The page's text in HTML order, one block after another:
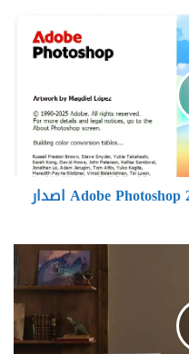
النسخة المفعلة Adobe Photoshop 2026 27.7.0.11 اصدار